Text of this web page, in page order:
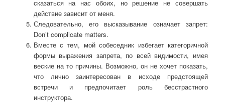
сказаться на нас обоих, но решение не совершать
действие зависит от меня.
Следовательно, его высказывание означает запрет:
Don’t complicate matters.
Вместе с тем, мой собеседник избегает категоричной
формы выражения запрета, по всей видимости, имея
веские на то причины. Возможно, он не хочет показать,
что лично заинтересован в исходе предстоящей
встречи и предпочитает роль бесстрастного
инструктора.